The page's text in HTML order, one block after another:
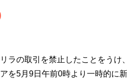
ラの取引を禁止したことをう
を5月9日午前0時より一時的に